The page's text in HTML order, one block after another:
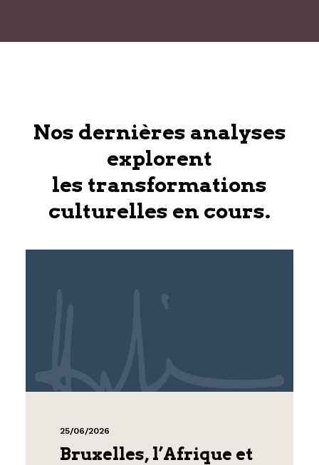
Nos dernières analyses
explorent
les transformations
culturelles en cours.
25/06/2026
Bruxelles, l’Afrique et